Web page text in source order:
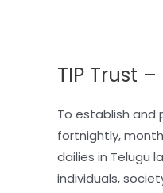
TIP Trust
To establish and
fortnightly,
dailies in Telugu
individuals,